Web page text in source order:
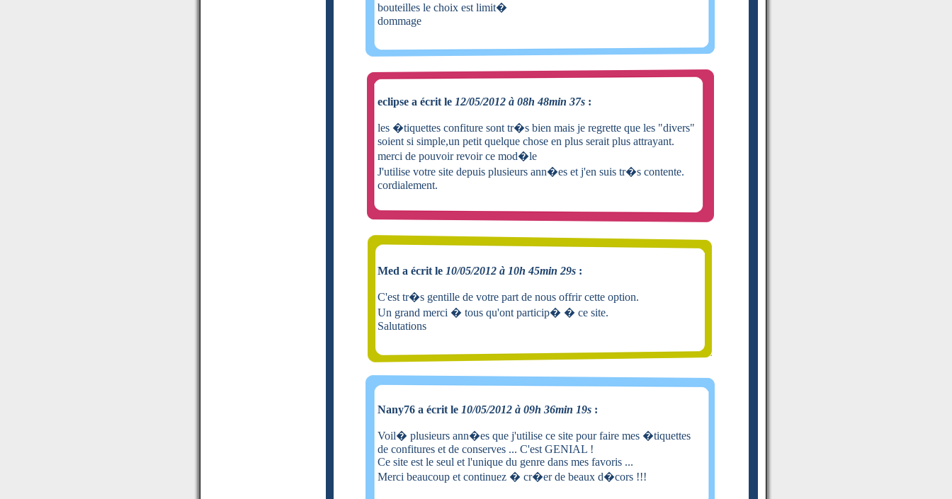
bouteilles le choix est limit�
dommage
eclipse a écrit le 12/05/2012 à 08h 48min 37s :
les �tiquettes confiture sont tr�s bien mais je regrette que les "divers"
soient si simple,un petit quelque chose en plus serait plus attrayant.
merci de pouvoir revoir ce mod�le
J'utilise votre site depuis plusieurs ann�es et j'en suis tr�s contente.
cordialement.
Med a écrit le 10/05/2012 à 10h 45min 29s :
C'est tr�s gentille de votre part de nous offrir cette option.
Un grand merci � tous qu'ont particip� � ce site.
Salutations
Nany76 a écrit le 10/05/2012 à 09h 36min 19s :
Voil� plusieurs ann�es que j'utilise ce site pour faire mes �tiquettes
de confitures et de conserves ... C'est GENIAL !
Ce site est le seul et l'unique du genre dans mes favoris ...
Merci beaucoup et continuez � cr�er de beaux d�cors !!!